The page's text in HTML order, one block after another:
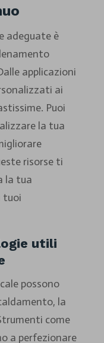
adeguate è
applicazioni
ai
Puoi
la tua
risorse ti
la tua
tuoi
utili
possono
la
come
a perfezionare